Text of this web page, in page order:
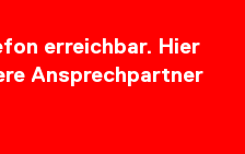
erreichbar. Hier
Ansprechpartner